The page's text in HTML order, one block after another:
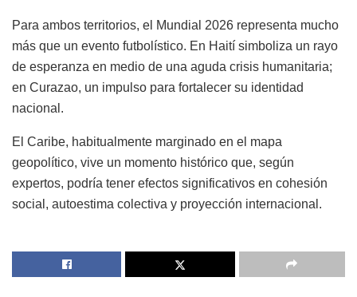
Para ambos territorios, el Mundial 2026 representa mucho
más que un evento futbolístico. En Haití simboliza un rayo
de esperanza en medio de una aguda crisis humanitaria;
en Curazao, un impulso para fortalecer su identidad
nacional.
El Caribe, habitualmente marginado en el mapa
geopolítico, vive un momento histórico que, según
expertos, podría tener efectos significativos en cohesión
social, autoestima colectiva y proyección internacional.